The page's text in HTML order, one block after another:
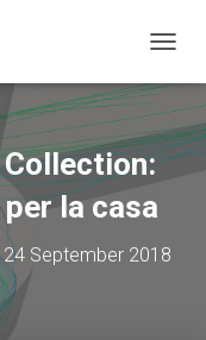
Collection:
la casa
24 September 2018